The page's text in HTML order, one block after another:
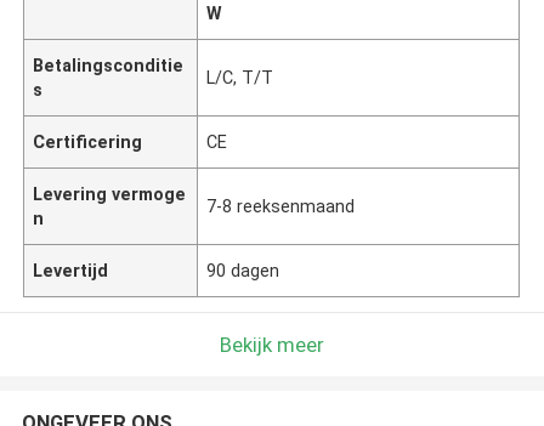
W
Betalingsconditie
s
L/C, T/T
Certificering CE
Levering vermoge
n
7-8 reeksenmaand
Levertijd 90 dagen
Bekijk meer